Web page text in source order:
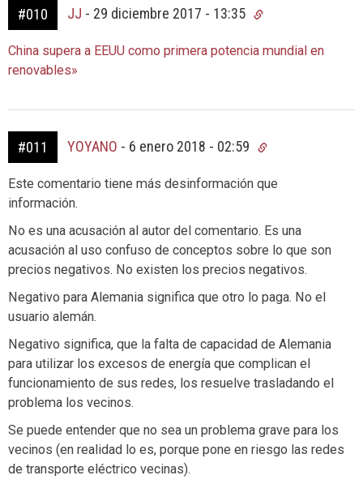
#010 JJ - 29 diciembre 2017 - 13:35
China supera a EEUU como primera potencia mundial en
renovables»
#011 YOYANO - 6 enero 2018 - 02:59
Este comentario tiene más desinformación que
información.
No es una acusación al autor del comentario. Es una
acusación al uso confuso de conceptos sobre lo que son
precios negativos. No existen los precios negativos.
Negativo para Alemania significa que otro lo paga. No el
usuario alemán.
Negativo significa, que la falta de capacidad de Alemania
para utilizar los excesos de energía que complican el
funcionamiento de sus redes, los resuelve trasladando el
problema los vecinos.
Se puede entender que no sea un problema grave para los
vecinos (en realidad lo es, porque pone en riesgo las redes
de transporte eléctrico vecinas).